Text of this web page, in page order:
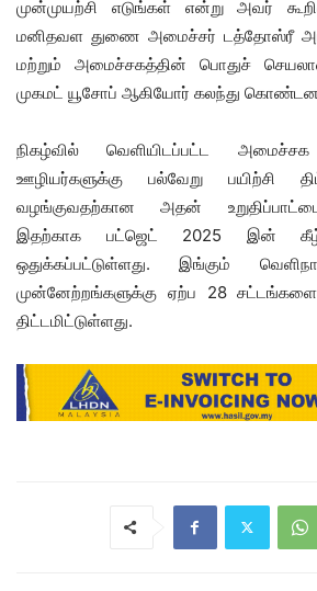
முன்முயற்சி எடுங்கள் என்று அவர்
மனிதவள துணை அமைச்சர் டத்தோஸ்ரீ
மற்றும் அமைச்சகத்தின் பொதுச்
முகமட் யூசோப் ஆகியோர் கலந்து
நிகழ்வில் வெளியிடப்பட்ட
ஊழியர்களுக்கு பல்வேறு பயிற்சி
வழங்குவதற்கான அதன் உறுதிப்பாட்டை
இதற்காக பட்ஜெட் 2025 இன் கீழ்
ஒதுக்கப்பட்டுள்ளது. இங்கும்
முன்னேற்றங்களுக்கு ஏற்ப 28
திட்டமிட்டுள்ளது.